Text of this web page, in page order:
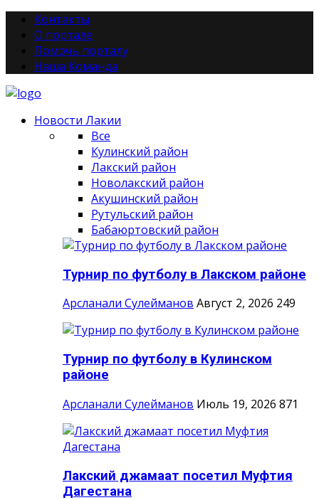
Контакты
О портале
Помочь порталу
Наша Команда
Новости Лакии
Все
Кулинский район
Лакский район
Новолакский район
Акушинский район
Рутульский район
Бабаюртовский район
Турнир по футболу в Лакском районе
Арсланали Сулейманов Август 2, 2026 249
Турнир по футболу в Кулинском
районе
Арсланали Сулейманов Июль 19, 2026 871
Лакский джамаат посетил Муфтия
Дагестана